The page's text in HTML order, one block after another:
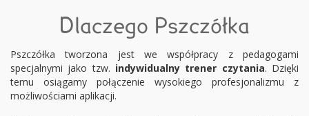
Dlaczego Pszczółka
Pszczółka tworzona jest we współpracy z pedagogami
specjalnymi jako tzw. indywidualny trener czytania. Dzięki
temu osiągamy połączenie wysokiego profesjonalizmu z
możliwościami aplikacji.